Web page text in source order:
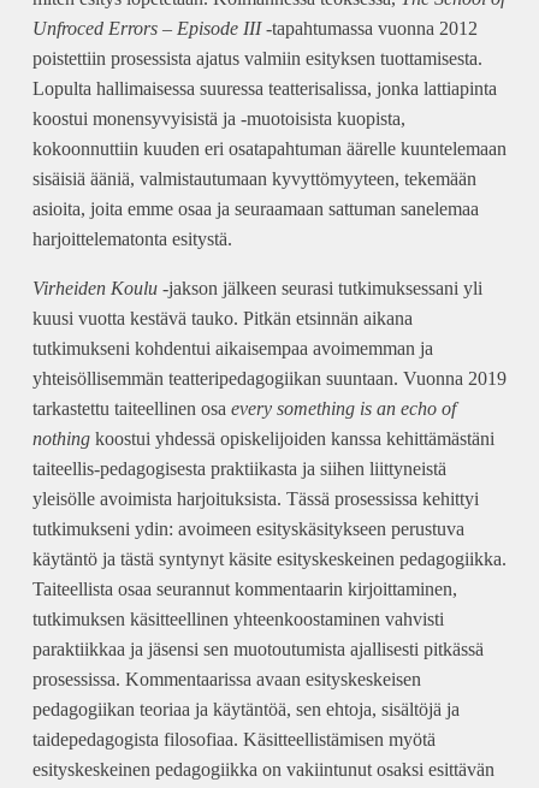
Unfroced Errors – Episode III-tapahtumassa vuonna 2012
poistettiin prosessista ajatus valmiin esityksen tuottamisesta.
Lopulta hallimaisessa suuressa teatterisalissa, jonka lattiapinta
koostui monensyvyisistä ja -muotoisista kuopista,
kokoonnuttiin kuuden eri osatapahtuman äärelle kuuntelemaan
sisäisiä ääniä, valmistautumaan kyvyttömyyteen, tekemään
asioita, joita emme osaa ja seuraamaan sattuman sanelemaa
harjoittelematonta esitystä.
Virheiden Koulu -jakson jälkeen seurasi tutkimuksessani yli
kuusi vuotta kestävä tauko. Pitkän etsinnän aikana
tutkimukseni kohdentui aikaisempaa avoimemman ja
yhteisöllisemmän teatteripedagogiikan suuntaan. Vuonna 2019
tarkastettu taiteellinen osa every something is an echo of
nothing koostui yhdessä opiskelijoiden kanssa kehittämästäni
taiteellis-pedagogisesta praktiikasta ja siihen liittyneistä
yleisölle avoimista harjoituksista. Tässä prosessissa kehittyi
tutkimukseni ydin: avoimeen esityskäsitykseen perustuva
käytäntö ja tästä syntynyt käsite esityskeskeinen pedagogiikka.
Taiteellista osaa seurannut kommentaarin kirjoittaminen,
tutkimuksen käsitteellinen yhteenkoostaminen vahvisti
paraktiikkaa ja jäsensi sen muotoutumista ajallisesti pitkässä
prosessissa. Kommentaarissa avaan esityskeskeisen
pedagogiikan teoriaa ja käytäntöä, sen ehtoja, sisältöjä ja
taidepedagogista filosofiaa. Käsitteellistämisen myötä
esityskeskeinen pedagogiikka on vakiintunut osaksi esittävän